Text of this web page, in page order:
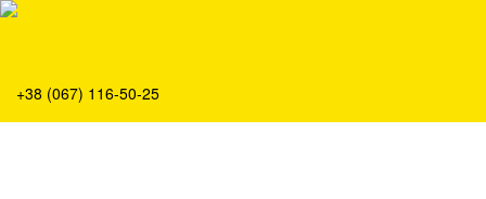
+38 (067) 116-50-25
Про нас
Сервіс
Рішення